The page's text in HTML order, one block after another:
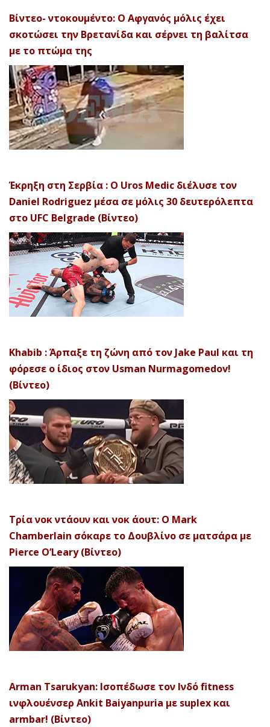
Βίντεο- ντοκουμέντο: Ο Αφγανός μόλις έχει
σκοτώσει την Βρετανίδα και σέρνει τη βαλίτσα
με το πτώμα της
Έκρηξη στη Σερβία : Ο Uros Medic διέλυσε τον
Daniel Rodriguez μέσα σε μόλις 30 δευτερόλεπτα
στο UFC Belgrade (Βίντεο)
Khabib : Άρπαξε τη ζώνη από τον Jake Paul και τη
φόρεσε ο ίδιος στον Usman Nurmagomedov!
(Βίντεο)
Τρία νοκ ντάουν και νοκ άουτ: Ο Mark
Chamberlain σόκαρε το Δουβλίνο σε ματσάρα με
Pierce O’Leary (Βίντεο)
Arman Tsarukyan: Ισοπέδωσε τον Ινδό fitness
ινφλουένσερ Ankit Baiyanpuria με suplex και
armbar! (Βίντεο)